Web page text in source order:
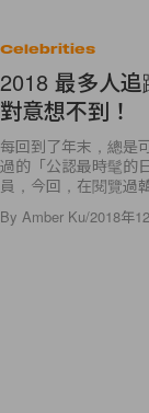
Celebrities
2018 最多人
對意想不到！
每回到了年末，總是
過的「公認最時髦的
員，今回，在閱覽過
By Amber Ku/2018年